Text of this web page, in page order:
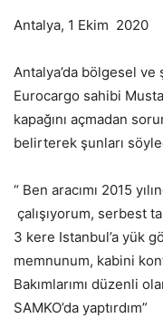
Antalya, 1 Ekim 2020
Antalya’da bölgesel ve
Eurocargo sahibi
kapağını açmadan
belirterek şunları
“ Ben aracımı 2015
çalışıyorum, serbest
3 kere Istanbul’a yük
memnunum, kabini
Bakımlarımı düzenli
SAMKO’da yaptırdım”